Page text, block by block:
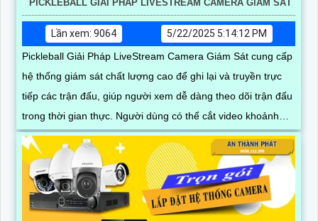
PICKLEBALL GIẢI PHÁP LIVESTREAM CAMERA GIÁM SÁT
Lần xem: 9064
5/22/2025 5:14:12 PM
Pickleball Giải Pháp LiveStream Camera Giám Sát cung cấp
hệ thống giám sát chất lượng cao để ghi lại và truyền trực
tiếp các trận đấu, giúp người xem dễ dàng theo dõi trận đấu
trong thời gian thực. Người dùng có thể cắt video khoảnh
khắc hay trực tiếp và dễ dàng